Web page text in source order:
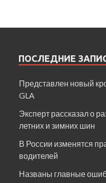
ПОСЛЕДНИЕ
Представлен новый
GLA
Эксперт рассказал о
летних и зимних шин
В России изменятся
водителей
Названы главные